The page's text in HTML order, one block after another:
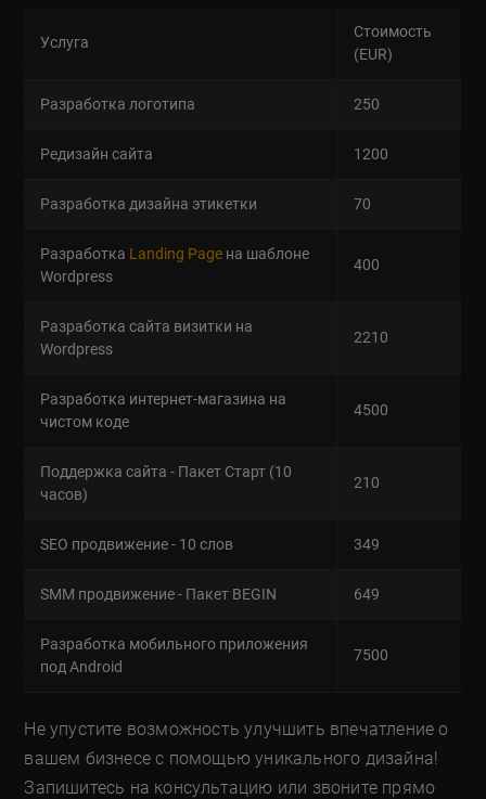
Услуга
Стоимость
(EUR)
Разработка логотипа 250
Редизайн сайта 1200
Разработка дизайна этикетки 70
Разработка Landing Page на шаблоне
Wordpress
400
Разработка сайта визитки на
Wordpress
2210
Разработка интернет-магазина на
чистом коде
4500
Поддержка сайта - Пакет Старт (10
часов)
210
SEO продвижение - 10 слов 349
SMM продвижение - Пакет BEGIN 649
Разработка мобильного приложения
под Android
7500
Не упустите возможность улучшить впечатление о
вашем бизнесе с помощью уникального дизайна!
Запишитесь на консультацию или звоните прямо